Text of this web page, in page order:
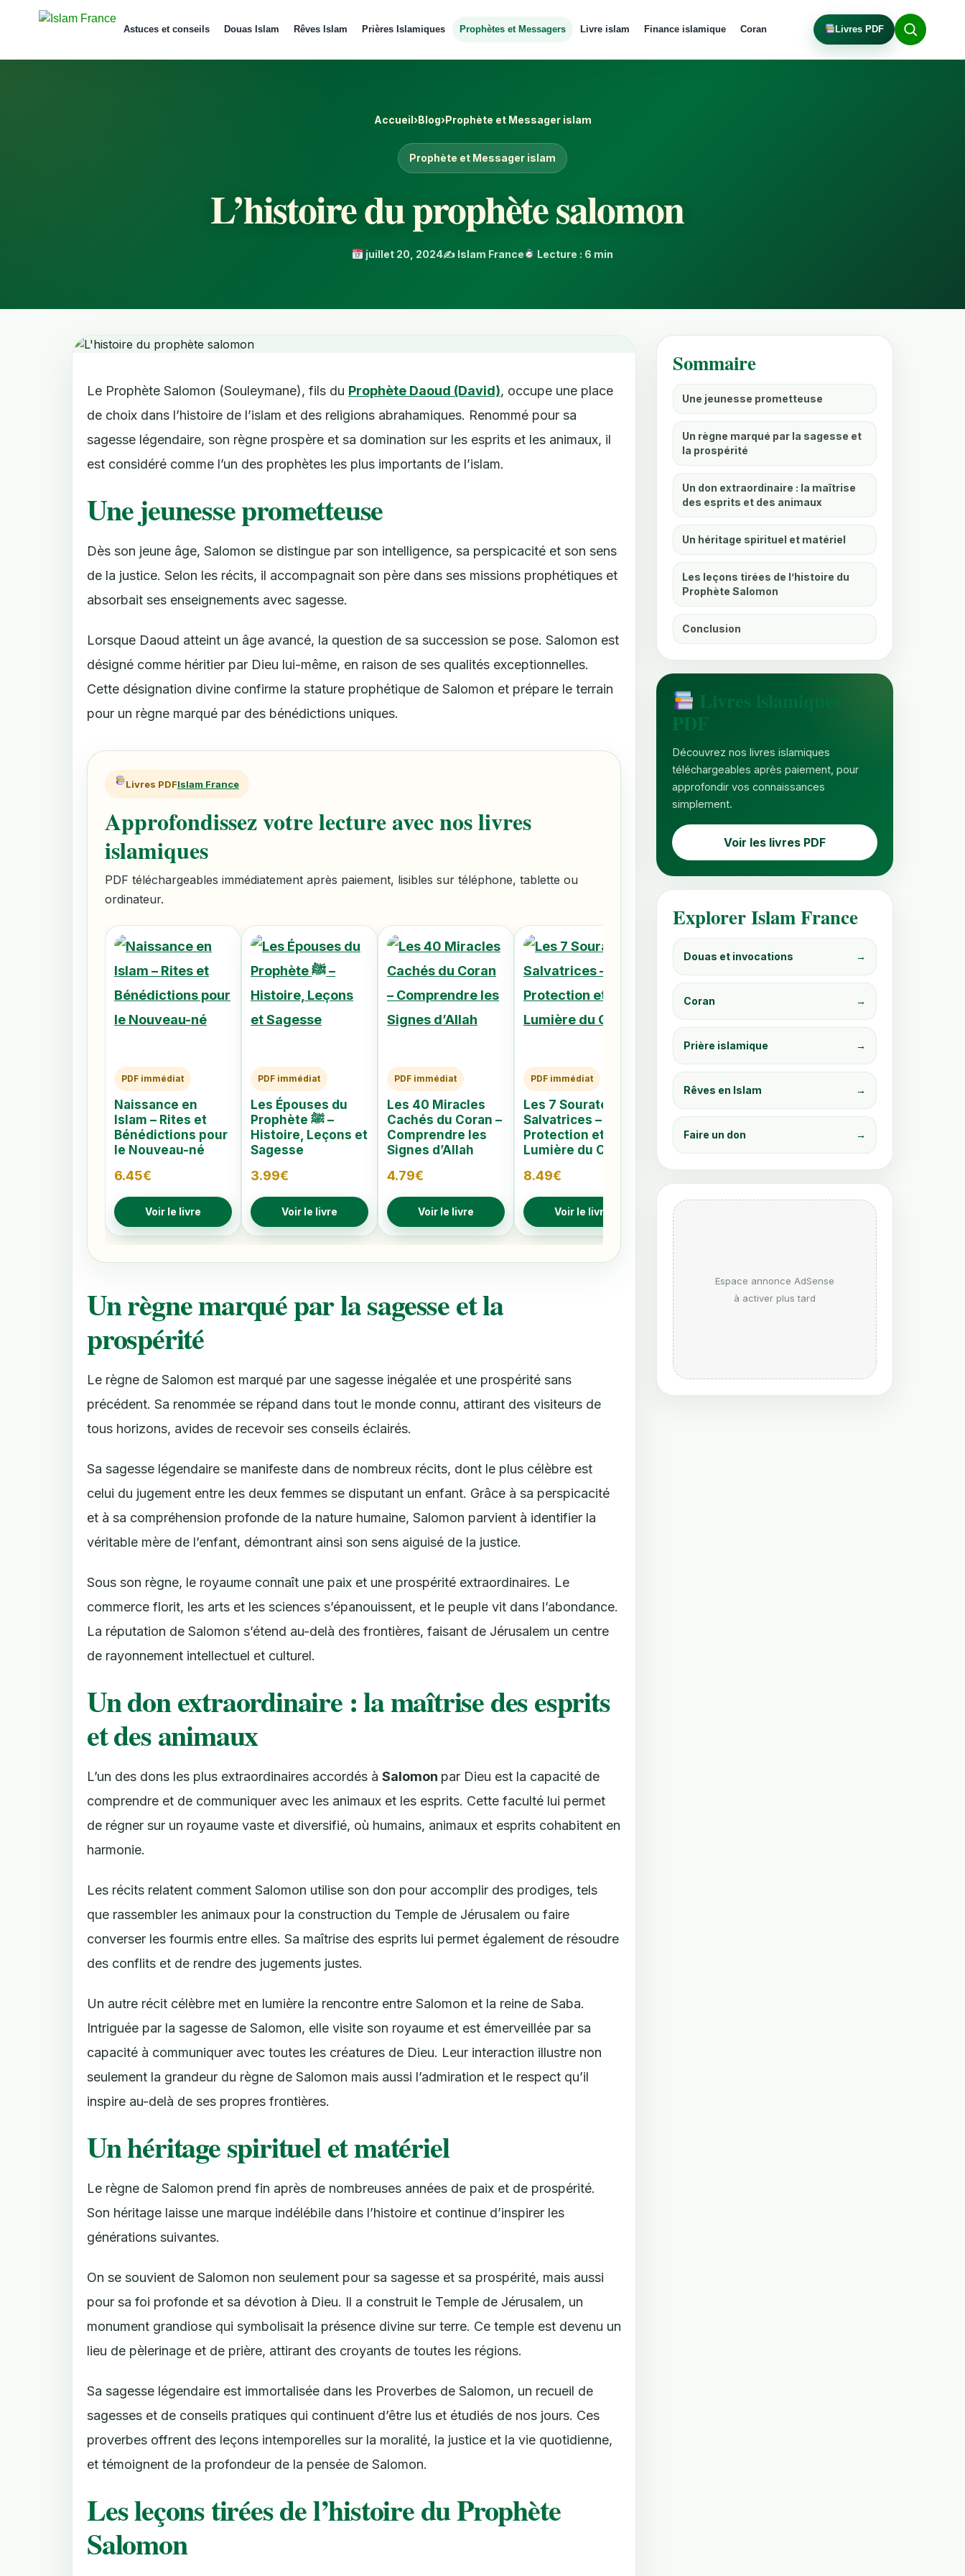
Astuces et conseils Douas Islam Rêves Islam Prières Islamiques Prophètes et Messagers Livre islam Finance islamique Coran Livres PDF
Accueil›Blog›Prophète et Messager islam
Prophète et Messager islam
L’histoire du prophète salomon
juillet 20, 2024✍️ Islam France Lecture : 6 min
Le Prophète Salomon (Souleymane), fils du Prophète Daoud (David), occupe une place
de choix dans l’histoire de l’islam et des religions abrahamiques. Renommé pour sa
sagesse légendaire, son règne prospère et sa domination sur les esprits et les animaux, il
est considéré comme l’un des prophètes les plus importants de l’islam.
Une jeunesse prometteuse
Dès son jeune âge, Salomon se distingue par son intelligence, sa perspicacité et son sens
de la justice. Selon les récits, il accompagnait son père dans ses missions prophétiques et
absorbait ses enseignements avec sagesse.
Lorsque Daoud atteint un âge avancé, la question de sa succession se pose. Salomon est
désigné comme héritier par Dieu lui-même, en raison de ses qualités exceptionnelles.
Cette désignation divine confirme la stature prophétique de Salomon et prépare le terrain
pour un règne marqué par des bénédictions uniques.
Livres PDFIslam France
Approfondissez votre lecture avec nos livres
islamiques
PDF téléchargeables immédiatement après paiement, lisibles sur téléphone, tablette ou
ordinateur.
PDF immédiat
Naissance en
Islam – Rites et
Bénédictions pour
le Nouveau-né
6.45€
Voir le livre
PDF immédiat
Les Épouses du
Prophète ﷺ –
Histoire, Leçons et
Sagesse
3.99€
Voir le livre
PDF immédiat
Les 40 Miracles
Cachés du Coran –
Comprendre les
Signes d’Allah
4.79€
Voir le livre
PDF immédiat
Les 7 Sourates
Salvatrices –
Protection et
Lumière du Coran
8.49€
Voir le livre
PDF immédiat
Les Rêves en Islam
– Signification et
Messages
Spirituels
Les 99 Noms
d’Allah – Douas et
Invocations pour
Chaque Situation
Voir le livre
Un règne marqué par la sagesse et la
prospérité
Le règne de Salomon est marqué par une sagesse inégalée et une prospérité sans
précédent. Sa renommée se répand dans tout le monde connu, attirant des visiteurs de
tous horizons, avides de recevoir ses conseils éclairés.
Sa sagesse légendaire se manifeste dans de nombreux récits, dont le plus célèbre est
celui du jugement entre les deux femmes se disputant un enfant. Grâce à sa perspicacité
et à sa compréhension profonde de la nature humaine, Salomon parvient à identifier la
véritable mère de l’enfant, démontrant ainsi son sens aiguisé de la justice.
Sous son règne, le royaume connaît une paix et une prospérité extraordinaires. Le
commerce florit, les arts et les sciences s’épanouissent, et le peuple vit dans l’abondance.
La réputation de Salomon s’étend au-delà des frontières, faisant de Jérusalem un centre
de rayonnement intellectuel et culturel.
Un don extraordinaire : la maîtrise des esprits
et des animaux
L’un des dons les plus extraordinaires accordés à Salomon par Dieu est la capacité de
comprendre et de communiquer avec les animaux et les esprits. Cette faculté lui permet
de régner sur un royaume vaste et diversifié, où humains, animaux et esprits cohabitent en
harmonie.
Les récits relatent comment Salomon utilise son don pour accomplir des prodiges, tels
que rassembler les animaux pour la construction du Temple de Jérusalem ou faire
converser les fourmis entre elles. Sa maîtrise des esprits lui permet également de résoudre
des conflits et de rendre des jugements justes.
Un autre récit célèbre met en lumière la rencontre entre Salomon et la reine de Saba.
Intriguée par la sagesse de Salomon, elle visite son royaume et est émerveillée par sa
capacité à communiquer avec toutes les créatures de Dieu. Leur interaction illustre non
seulement la grandeur du règne de Salomon mais aussi l’admiration et le respect qu’il
inspire au-delà de ses propres frontières.
Un héritage spirituel et matériel
Le règne de Salomon prend fin après de nombreuses années de paix et de prospérité.
Son héritage laisse une marque indélébile dans l’histoire et continue d’inspirer les
générations suivantes.
On se souvient de Salomon non seulement pour sa sagesse et sa prospérité, mais aussi
pour sa foi profonde et sa dévotion à Dieu. Il a construit le Temple de Jérusalem, un
monument grandiose qui symbolisait la présence divine sur terre. Ce temple est devenu un
lieu de pèlerinage et de prière, attirant des croyants de toutes les régions.
Sa sagesse légendaire est immortalisée dans les Proverbes de Salomon, un recueil de
sagesses et de conseils pratiques qui continuent d’être lus et étudiés de nos jours. Ces
proverbes offrent des leçons intemporelles sur la moralité, la justice et la vie quotidienne,
et témoignent de la profondeur de la pensée de Salomon.
Les leçons tirées de l’histoire du Prophète
Salomon
Sommaire
Une jeunesse prometteuse
Un règne marqué par la sagesse et
la prospérité
Un don extraordinaire : la maîtrise
des esprits et des animaux
Un héritage spirituel et matériel
Les leçons tirées de l’histoire du
Prophète Salomon
Conclusion
Livres islamiques
PDF
Découvrez nos livres islamiques
téléchargeables après paiement, pour
approfondir vos connaissances
simplement.
Voir les livres PDF
Explorer Islam France
Douas et invocations →
Coran →
Prière islamique →
Rêves en Islam →
Faire un don →
Espace annonce AdSense
à activer plus tard